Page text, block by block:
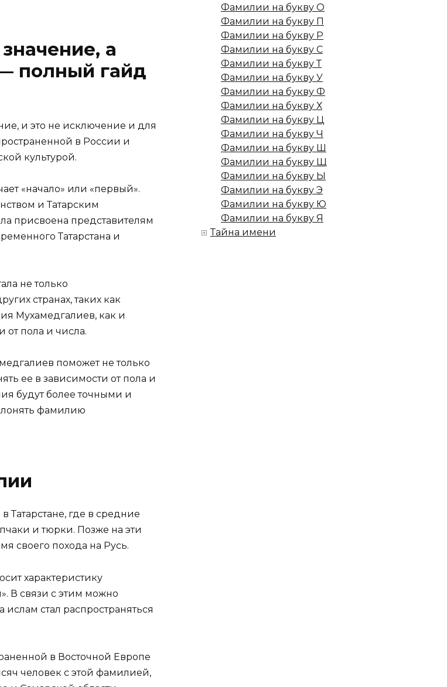
а
полный гайд
и это не исключение и для
в России и
культурой.
«начало» или «первый».
и Татарским
присвоена представителям
Татарстана и
не только
странах, таких как
Мухамедгалиев, как и
пола и числа.
поможет не только
ее в зависимости от пола и
будут более точными и
фамилию
где в средние
и тюрки. Позже на эти
своего похода на Русь.
характеристику
В связи с этим можно
стал распространяться
в Восточной Европе
человек с этой фамилией,
Фамилии на букву О
Фамилии на букву П
Фамилии на букву Р
Фамилии на букву С
Фамилии на букву Т
Фамилии на букву У
Фамилии на букву Ф
Фамилии на букву Х
Фамилии на букву Ц
Фамилии на букву Ч
Фамилии на букву Ш
Фамилии на букву Щ
Фамилии на букву Ы
Фамилии на букву Э
Фамилии на букву Ю
Фамилии на букву Я
Тайна имени